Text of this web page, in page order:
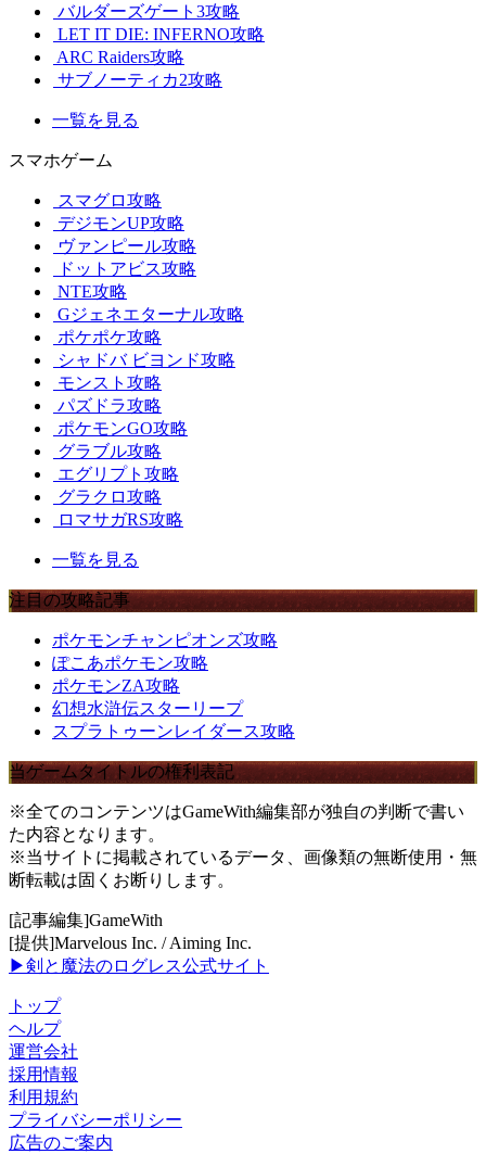
バルダーズゲート3攻略
LET IT DIE: INFERNO攻略
ARC Raiders攻略
サブノーティカ2攻略
一覧を見る
スマホゲーム
スマグロ攻略
デジモンUP攻略
ヴァンピール攻略
ドットアビス攻略
NTE攻略
Gジェネエターナル攻略
ポケポケ攻略
シャドバ ビヨンド攻略
モンスト攻略
パズドラ攻略
ポケモンGO攻略
グラブル攻略
エグリプト攻略
グラクロ攻略
ロマサガRS攻略
一覧を見る
注目の攻略記事
ポケモンチャンピオンズ攻略
ぽこあポケモン攻略
ポケモンZA攻略
幻想水滸伝スターリープ
スプラトゥーンレイダース攻略
当ゲームタイトルの権利表記
※全てのコンテンツはGameWith編集部が独自の判断で書い
た内容となります。
※当サイトに掲載されているデータ、画像類の無断使用・無
断転載は固くお断りします。
[記事編集]GameWith
[提供]Marvelous Inc. / Aiming Inc.
▶剣と魔法のログレス公式サイト
トップ
ヘルプ
運営会社
採用情報
利用規約
プライバシーポリシー
広告のご案内